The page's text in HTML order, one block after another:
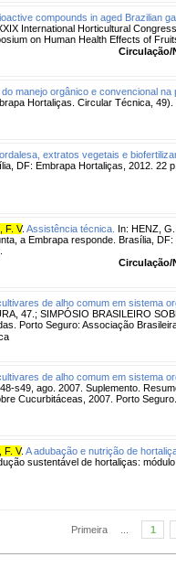
compounds in aged Brazilian
International Horticultural
on Human Health Effects of
Circulação/
manejo orgânico e convencional
Hortaliças. Circular Técnica, 49).
extratos vegetais e
DF: Embrapa Hortaliças, 2012. 22
F. V. Assistência técnica. In: HENZ, G.
a Embrapa responde. Brasília,
Circulação/
de alho comum em sistema
47.; SIMPÓSIO BRASILEIRO
Porto Seguro: Associação
de alho comum em sistema
s49, ago. 2007. Suplemento.
Cucurbitáceas, 2007. Porto Seguro.
F. V. A adubação e nutrição de
sustentável de hortaliças:
Primeira 1